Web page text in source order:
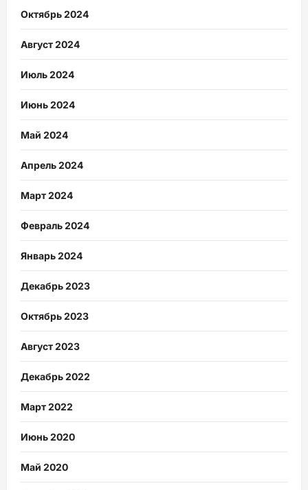
Октябрь 2024
Август 2024
Июль 2024
Июнь 2024
Май 2024
Апрель 2024
Март 2024
Февраль 2024
Январь 2024
Декабрь 2023
Октябрь 2023
Август 2023
Декабрь 2022
Март 2022
Июнь 2020
Май 2020